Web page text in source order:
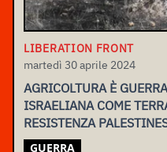
LIBERATION FRONT
martedì 30 aprile 2024
AGRICOLTURA È
ISRAELIANA COME
RESISTENZA
GUERRA